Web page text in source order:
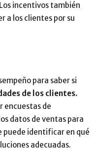
incentivos también
a los clientes por su
para saber si
de los clientes.
encuestas de
datos de ventas para
puede identificar en qué
adecuadas.